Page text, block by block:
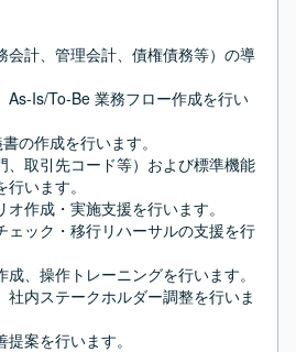
会計、管理会計、債権債務等）の導
As-Is/To-Be 業務フロー作成を行い
の作成を行います。
、取引先コード等）および標準機能
います。
作成・実施支援を行います。
ェック・移行リハーサルの支援を行
、操作トレーニングを行います。
内ステークホルダー調整を行いま
案を行います。